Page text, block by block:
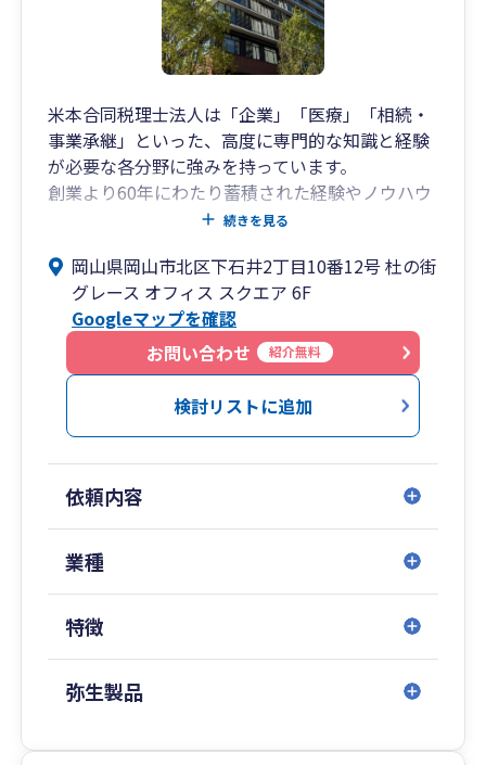
米本合同税理士法人は「企業」「医療」「相続・
事業承継」といった、高度に専門的な知識と経験
が必要な各分野に強みを持っています。
創業より60年にわたり蓄積された経験やノウハウ
を活かすとともに、各分野における経験豊富なス
供いたします。
米本合同税理士法人 岡山事務所は、岡山の地にお
いて1951年より櫻井会計事務所（後身、みどり合
同会計）として開業し、
2012年7月に米本合同税理士法人へ事業譲渡を行
いました。現在は「杜の街グレース オフィス スク
岡山事務所スタッフの平均年齢は30代と若いメン
バーが多く中四国エリア全域に関与先を有してお
り、県内・県外問わず、毎月の訪問に加え、オン
岡山事務所では、中長期計画の策定支援により事
業計画を更に具体化し、面談時には対計画比で損
続きを見る
岡山県岡山市北区下石井2丁目10番12号 杜の街
グレース オフィス スクエア 6F
Googleマップを確認
お問い合わせ
紹介無料
検討リストに追加
依頼内容
業種
特徴
弥生製品